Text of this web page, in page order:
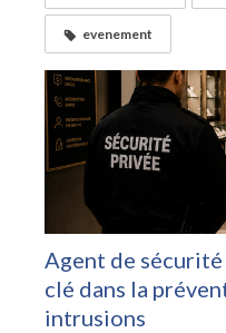
evenement
Agent de sécurité
clé dans la
intrusions